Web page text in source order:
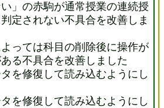
」の赤駒が通常授業の連続授
定されない不具合を改善しま
っては科目の削除後に操作が
る不具合を改善しました
を修復して読み込むようにし
を修復して読み込むようにし